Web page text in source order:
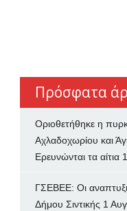
Πρόσφατα
Οριοθετήθηκε η
Αχλαδοχωρίου και
Ερευνώνται τα αίτια
ΓΣΕΒΕΕ: Οι
Δήμου Σιντικής 1